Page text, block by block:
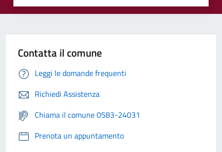
Contatta il comune
Leggi le domande frequenti
Richiedi Assistenza
Chiama il comune 0583-24031
Prenota un appuntamento